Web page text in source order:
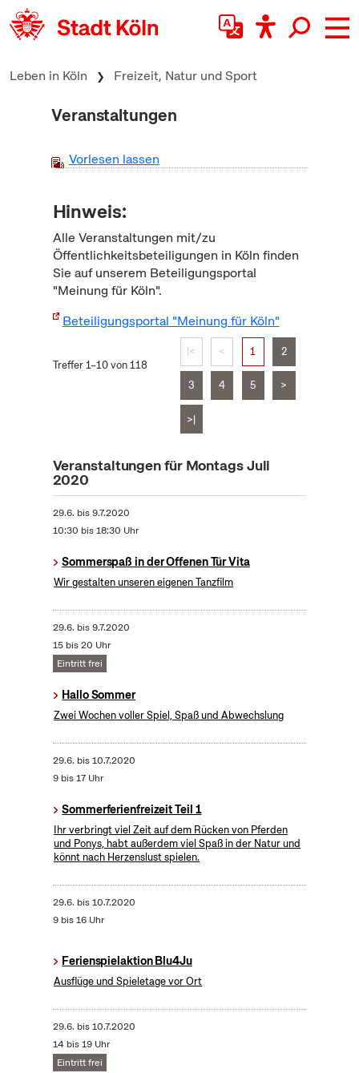
zum Inhalt springen
Leben in Köln Freizeit, Natur und Sport
Veranstaltungen
Vorlesen lassen
Hinweis:
Alle Veranstaltungen mit/zu
Öffentlichkeitsbeteiligungen in Köln finden
Sie auf unserem Beteiligungsportal
"Meinung für Köln".
Beteiligungsportal "Meinung für Köln"
Treffer 1–10 von 118
|< < 1 2
3 4 5 >
>|
Veranstaltungen für Montags Juli
2020
29.6. bis9.7.2020
10:30 bis 18:30 Uhr
Sommerspaß in der Offenen Tür Vita
Wir gestalten unseren eigenen Tanzfilm
29.6. bis9.7.2020
15 bis 20 Uhr
Eintritt frei
Hallo Sommer
Zwei Wochen voller Spiel, Spaß und Abwechslung
29.6. bis10.7.2020
9 bis 17 Uhr
Sommerferienfreizeit Teil 1
Ihr verbringt viel Zeit auf dem Rücken von Pferden
und Ponys, habt außerdem viel Spaß in der Natur und
könnt nach Herzenslust spielen.
29.6. bis10.7.2020
9 bis 16 Uhr
Ferienspielaktion Blu4Ju
Ausflüge und Spieletage vor Ort
29.6. bis10.7.2020
14 bis 19 Uhr
Eintritt frei